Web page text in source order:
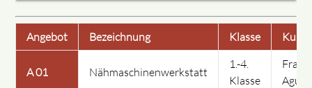
Angebot Bezeichnung Klasse
A 01 Nähmaschinenwerkstatt
1.-4.
Klasse
Frau